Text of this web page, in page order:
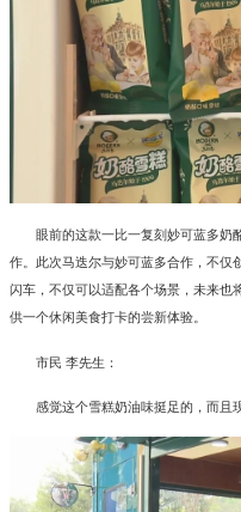
眼前的这款一比一复刻妙可蓝多奶
作。此次马迭尔与妙可蓝多合作，不仅
闪车，不仅可以适配各个场景，未来也
供一个休闲美食打卡的尝新体验。
市民 李先生：
感觉这个雪糕奶油味挺足的，而且